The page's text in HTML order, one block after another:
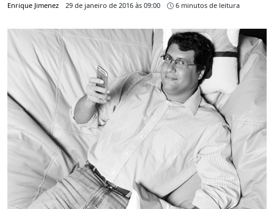
Enrique Jimenez 29 de janeiro de 2016 às 09:00 6 minutos de leitura